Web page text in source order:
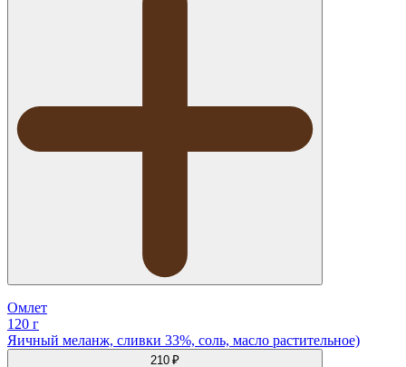
Омлет
120 г
Яичный меланж, сливки 33%, соль, масло растительное)
210 ₽